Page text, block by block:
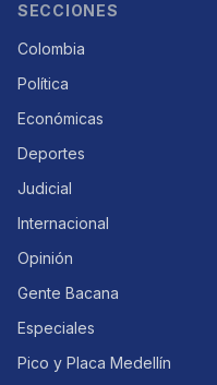
SECCIONES
Colombia
Política
Económicas
Deportes
Judicial
Internacional
Opinión
Gente Bacana
Especiales
Pico y Placa Medellín